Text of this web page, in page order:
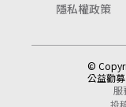
隱私權政策
©
公益勸募
服
投